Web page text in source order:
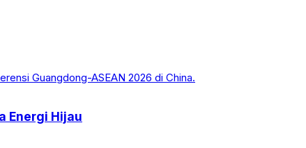
Energi Hijau